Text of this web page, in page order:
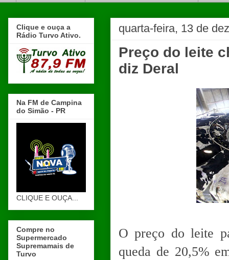
quarta-feira, 13 de
Preço do leite
diz Deral
O preço do leite
queda de 20,5%
Clique e ouça a
Rádio Turvo Ativo.
Na FM de Campina
do Simão - PR
CLIQUE E OUÇA...
Compre no
Supermercado
Supremamais de
Turvo